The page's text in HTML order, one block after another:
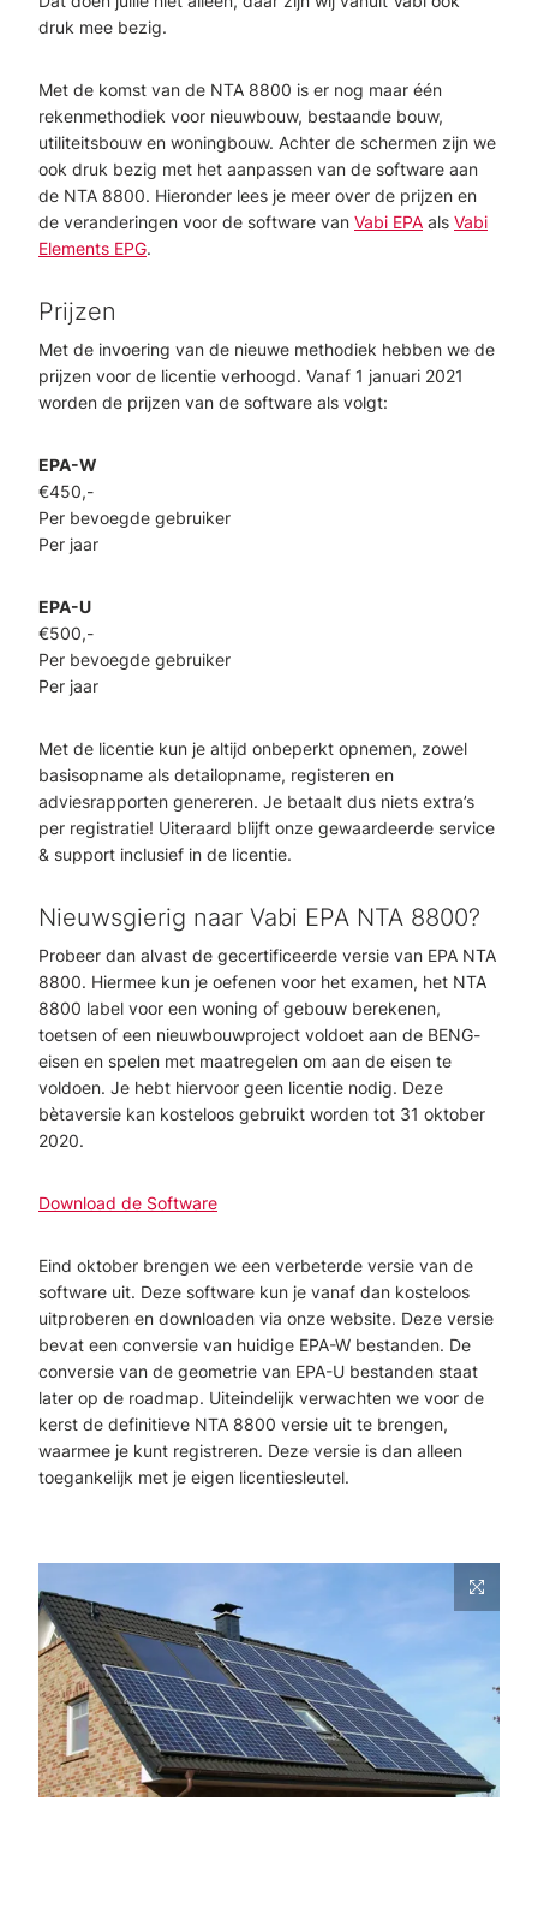
druk mee bezig.
Met de komst van de NTA 8800 is er nog maar één
rekenmethodiek voor nieuwbouw, bestaande bouw,
utiliteitsbouw en woningbouw. Achter de schermen zijn we
ook druk bezig met het aanpassen van de software aan
de NTA 8800. Hieronder lees je meer over de prijzen en
de veranderingen voor de software van Vabi EPA als Vabi
Elements EPG.
Prijzen
Met de invoering van de nieuwe methodiek hebben we de
prijzen voor de licentie verhoogd. Vanaf 1 januari 2021
worden de prijzen van de software als volgt:
EPA-W
€450,-
Per bevoegde gebruiker
Per jaar
EPA-U
€500,-
Per bevoegde gebruiker
Per jaar
Met de licentie kun je altijd onbeperkt opnemen, zowel
basisopname als detailopname, registeren en
adviesrapporten genereren. Je betaalt dus niets extra’s
per registratie! Uiteraard blijft onze gewaardeerde service
& support inclusief in de licentie.
Nieuwsgierig naar Vabi EPA NTA 8800?
Probeer dan alvast de gecertificeerde versie van EPA NTA
8800. Hiermee kun je oefenen voor het examen, het NTA
8800 label voor een woning of gebouw berekenen,
toetsen of een nieuwbouwproject voldoet aan de BENG-
eisen en spelen met maatregelen om aan de eisen te
voldoen. Je hebt hiervoor geen licentie nodig. Deze
bètaversie kan kosteloos gebruikt worden tot 31 oktober
2020.
Download de Software
Eind oktober brengen we een verbeterde versie van de
software uit. Deze software kun je vanaf dan kosteloos
uitproberen en downloaden via onze website. Deze versie
bevat een conversie van huidige EPA-W bestanden. De
conversie van de geometrie van EPA-U bestanden staat
later op de roadmap. Uiteindelijk verwachten we voor de
kerst de definitieve NTA 8800 versie uit te brengen,
waarmee je kunt registreren. Deze versie is dan alleen
toegankelijk met je eigen licentiesleutel.